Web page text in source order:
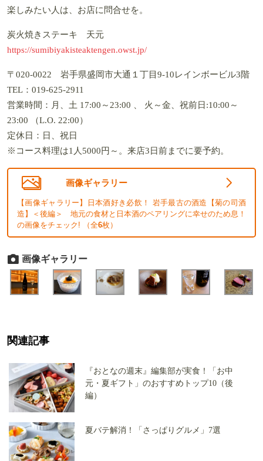
楽しみたい人は、お店に問合せを。
炭火焼きステーキ 天元
https://sumibiyakisteaktengen.owst.jp/
〒020-0022 岩手県盛岡市大通１丁目9-10レインボービル3階
TEL：019-625-2911
営業時間：月、土 17:00～23:00 、 火～金、祝前日:10:00～
23:00 （L.O. 22:00）
定休日：日、祝日
※コース料理は1人5000円～。来店3日前までに要予約。
画像ギャラリー
【画像ギャラリー】日本酒好き必飲！ 岩手最古の酒造【菊の司酒
造】＜後編＞ 地元の食材と日本酒のペアリングに幸せのため息！
の画像をチェック! （全6枚）
画像ギャラリー
関連記事
『おとなの週末』編集部が実食！「お中
元・夏ギフト」のおすすめトップ10（後
編）
夏バテ解消！「さっぱりグルメ」7選